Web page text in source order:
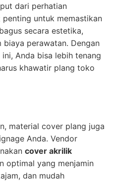
dari perhatian
untuk memastikan
secara estetika,
perawatan. Dengan
Anda bisa lebih tenang
khawatir plang toko
material cover plang juga
Anda. Vendor
cover akrilik
optimal yang menjamin
dan mudah